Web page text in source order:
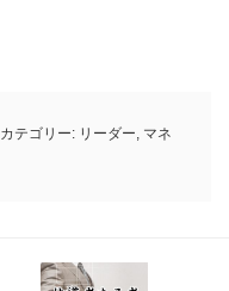
カテゴリー: リーダー, マネ